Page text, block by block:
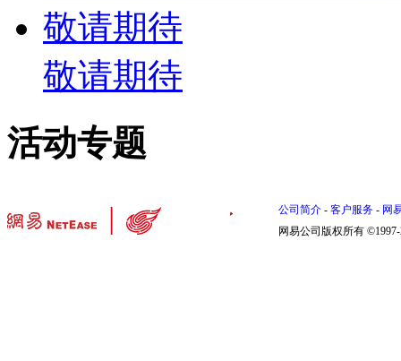
敬请期待
敬请期待
活动专题
公司简介 - 客户服务 - 网
网易公司版权所有